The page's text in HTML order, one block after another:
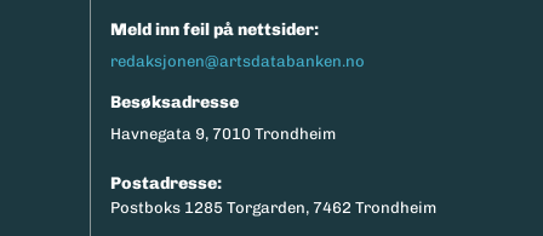
Meld inn feil på nettsider:
redaksjonen@artsdatabanken.no
Besøksadresse
Havnegata 9, 7010 Trondheim
Postadresse:
Postboks 1285 Torgarden, 7462 Trondheim